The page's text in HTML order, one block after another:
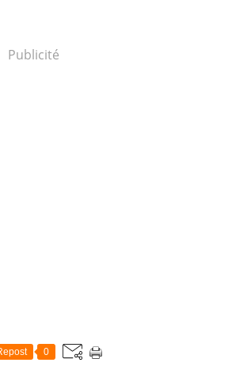
Publicité
0